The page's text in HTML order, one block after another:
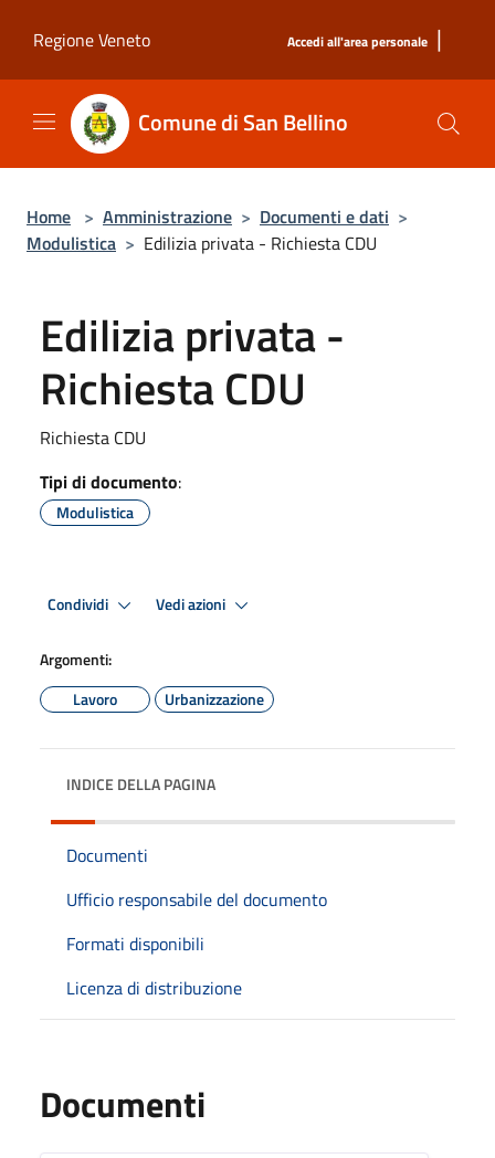
Regione Veneto
Accedi all'area personale |
Comune di San Bellino
Home > Amministrazione > Documenti e dati >
Modulistica > Edilizia privata - Richiesta CDU
Edilizia privata -
Richiesta CDU
Richiesta CDU
Tipi di documento:
Modulistica
Condividi Vedi azioni
Argomenti:
Lavoro
Urbanizzazione
INDICE DELLA PAGINA
Documenti
Ufficio responsabile del documento
Formati disponibili
Licenza di distribuzione
Documenti